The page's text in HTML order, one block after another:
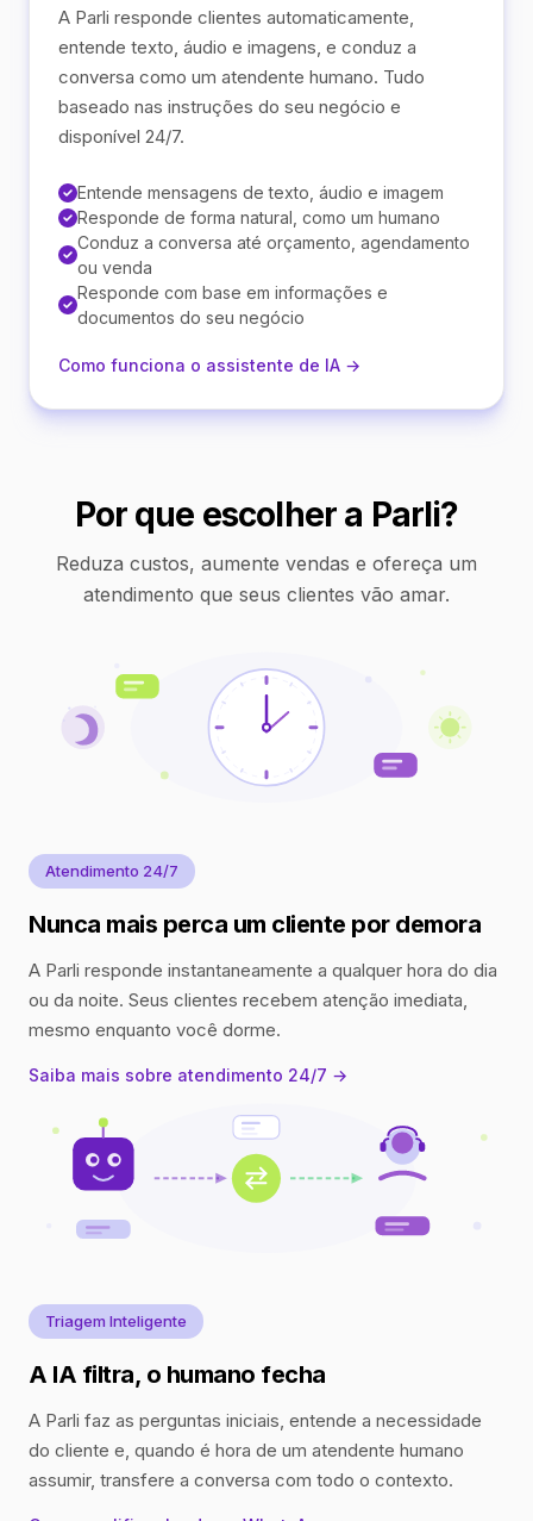
A Parli responde clientes automaticamente,
entende texto, áudio e imagens, e conduz a
conversa como um atendente humano. Tudo
baseado nas instruções do seu negócio e
disponível 24/7.
Entende mensagens de texto, áudio e imagem
Responde de forma natural, como um humano
Conduz a conversa até orçamento, agendamento
ou venda
Responde com base em informações e
documentos do seu negócio
Como funciona o assistente de IA →
Por que escolher a Parli?
Reduza custos, aumente vendas e ofereça um
atendimento que seus clientes vão amar.
Atendimento 24/7
Nunca mais perca um cliente por demora
A Parli responde instantaneamente a qualquer hora do dia
ou da noite. Seus clientes recebem atenção imediata,
mesmo enquanto você dorme.
Saiba mais sobre atendimento 24/7 →
Triagem Inteligente
A IA filtra, o humano fecha
A Parli faz as perguntas iniciais, entende a necessidade
do cliente e, quando é hora de um atendente humano
assumir, transfere a conversa com todo o contexto.